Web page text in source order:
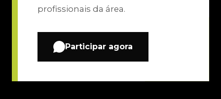
profissionais da área.
Participar agora